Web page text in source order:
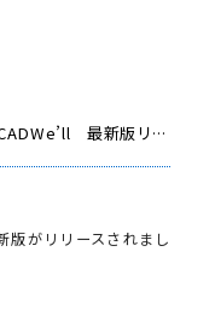
最新版リリース
版がリリースされまし